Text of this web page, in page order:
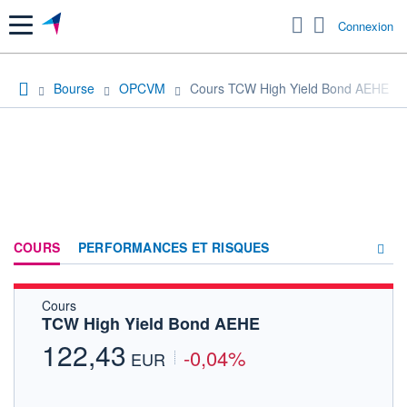
Menu Connexion
Bourse OPCVM Cours TCW High Yield Bond AEHE
COURS PERFORMANCES ET RISQUES
Cours
TCW High Yield Bond AEHE
122,43 EUR -0,04%